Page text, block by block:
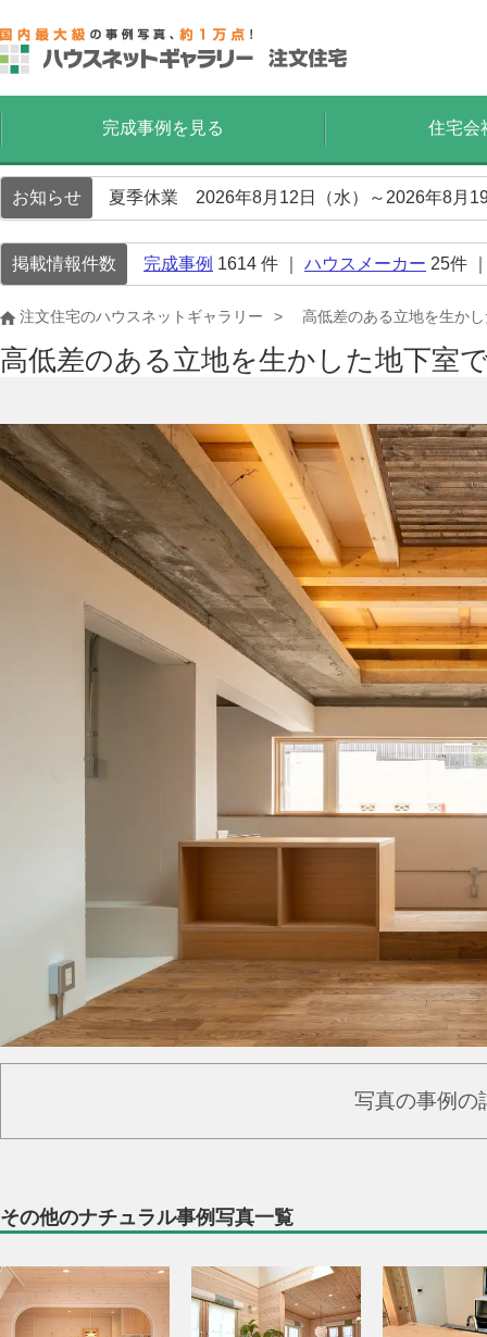
完成事例を見る 住宅会
お知らせ 夏季休業 2026年8月12日（水）～2026年8月
掲載情報件数 完成事例 1614 件 ｜ ハウスメーカー 25件
注文住宅のハウスネットギャラリー 高低差のある立地を生か
高低差のある立地を生かした地下室
写真の事例の
その他のナチュラル事例写真一覧